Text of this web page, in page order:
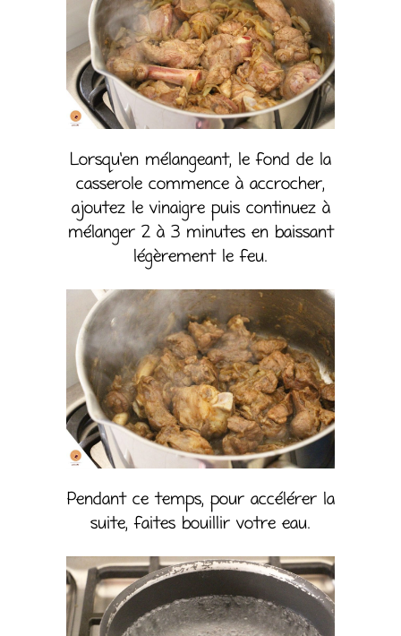
Lorsqu’en mélangeant, le fond de la
casserole commence à accrocher,
ajoutez le vinaigre puis continuez à
mélanger 2 à 3 minutes en baissant
légèrement le feu.
Pendant ce temps, pour accélérer la
suite, faites bouillir votre eau.